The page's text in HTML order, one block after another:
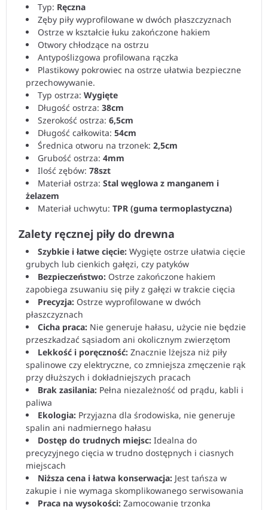
Typ: Ręczna
Zęby piły wyprofilowane w dwóch płaszczyznach
Ostrze w kształcie łuku zakończone hakiem
Otwory chłodzące na ostrzu
Antypoślizgowa profilowana rączka
Plastikowy pokrowiec na ostrze ułatwia bezpieczne
przechowywanie.
Typ ostrza: Wygięte
Długość ostrza: 38cm
Szerokość ostrza: 6,5cm
Długość całkowita: 54cm
Średnica otworu na trzonek: 2,5cm
Grubość ostrza: 4mm
Ilość zębów: 78szt
Materiał ostrza: Stal węglowa z manganem i
żelazem
Materiał uchwytu: TPR (guma termoplastyczna)
Zalety ręcznej piły do drewna
Szybkie i łatwe cięcie: Wygięte ostrze ułatwia cięcie
grubych lub cienkich gałęzi, czy patyków
Bezpieczeństwo: Ostrze zakończone hakiem
zapobiega zsuwaniu się piły z gałęzi w trakcie cięcia
Precyzja: Ostrze wyprofilowane w dwóch
płaszczyznach
Cicha praca: Nie generuje hałasu, użycie nie będzie
przeszkadzać sąsiadom ani okolicznym zwierzętom
Lekkość i poręczność: Znacznie lżejsza niż piły
spalinowe czy elektryczne, co zmniejsza zmęczenie rąk
przy dłuższych i dokładniejszych pracach
Brak zasilania: Pełna niezależność od prądu, kabli i
paliwa
Ekologia: Przyjazna dla środowiska, nie generuje
spalin ani nadmiernego hałasu
Dostęp do trudnych miejsc: Idealna do
precyzyjnego cięcia w trudno dostępnych i ciasnych
miejscach
Niższa cena i łatwa konserwacja: Jest tańsza w
zakupie i nie wymaga skomplikowanego serwisowania
Praca na wysokości: Zamocowanie trzonka